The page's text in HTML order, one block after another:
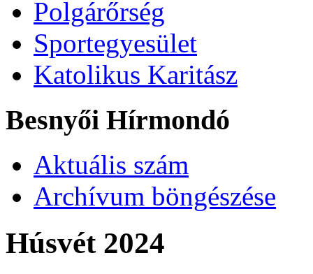
Polgárőrség
Sportegyesület
Katolikus Karitász
Besnyői Hírmondó
Aktuális szám
Archívum böngészése
Húsvét 2024